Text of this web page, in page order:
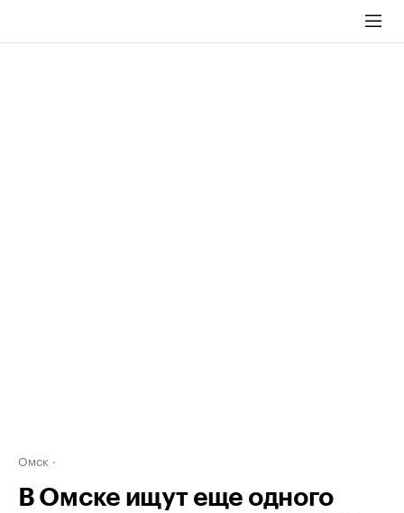
Омск
В Омске ищут еще одного